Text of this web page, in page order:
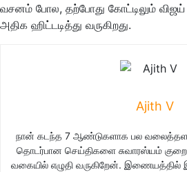
வசனம் போல, தற்போது கோட்டிலும்
அதிக ஹிட்டடித்து வருகிறது.
Ajith V
நான் கடந்த 7 ஆண்டுகளாக பல
தொடர்பான செய்திகளை சுவாரஸ்யம்
வகையில் எழுதி வருகிறேன்.